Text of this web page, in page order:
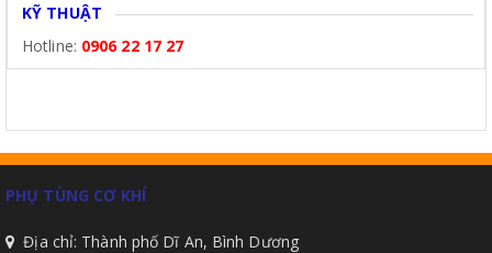
KỸ THUẬT
Hotline: 0906 22 17 27
PHỤ TÙNG CƠ KHÍ
Địa chỉ: Thành phố Dĩ An, Bình Dương